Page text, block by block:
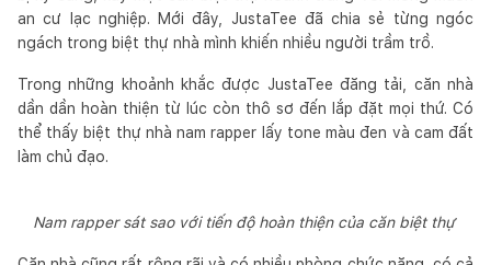
an cư lạc nghiệp. Mới đây, JustaTee đã chia sẻ từng ngóc
ngách trong biệt thự nhà mình khiến nhiều người trầm trồ.
Trong những khoảnh khắc được JustaTee đăng tải, căn nhà
dần dần hoàn thiện từ lúc còn thô sơ đến lắp đặt mọi thứ. Có
thể thấy biệt thự nhà nam rapper lấy tone màu đen và cam đất
làm chủ đạo.
Nam rapper sát sao với tiến độ hoàn thiện của căn biệt thự